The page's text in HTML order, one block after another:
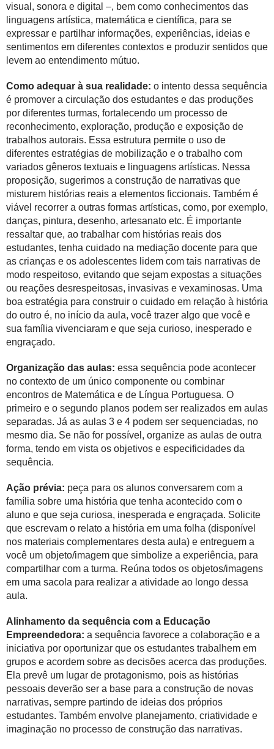
visual, sonora e digital –, bem como conhecimentos das
linguagens artística, matemática e científica, para se
expressar e partilhar informações, experiências, ideias e
sentimentos em diferentes contextos e produzir sentidos que
levem ao entendimento mútuo.
Como adequar à sua realidade: o intento dessa sequência
é promover a circulação dos estudantes e das produções
por diferentes turmas, fortalecendo um processo de
reconhecimento, exploração, produção e exposição de
trabalhos autorais. Essa estrutura permite o uso de
diferentes estratégias de mobilização e o trabalho com
variados gêneros textuais e linguagens artísticas. Nessa
proposição, sugerimos a construção de narrativas que
misturem histórias reais a elementos ficcionais. Também é
viável recorrer a outras formas artísticas, como, por exemplo,
danças, pintura, desenho, artesanato etc. É importante
ressaltar que, ao trabalhar com histórias reais dos
estudantes, tenha cuidado na mediação docente para que
as crianças e os adolescentes lidem com tais narrativas de
modo respeitoso, evitando que sejam expostas a situações
ou reações desrespeitosas, invasivas e vexaminosas. Uma
boa estratégia para construir o cuidado em relação à história
do outro é, no início da aula, você trazer algo que você e
sua família vivenciaram e que seja curioso, inesperado e
engraçado.
Organização das aulas: essa sequência pode acontecer
no contexto de um único componente ou combinar
encontros de Matemática e de Língua Portuguesa. O
primeiro e o segundo planos podem ser realizados em aulas
separadas. Já as aulas 3 e 4 podem ser sequenciadas, no
mesmo dia. Se não for possível, organize as aulas de outra
forma, tendo em vista os objetivos e especificidades da
sequência.
Ação prévia: peça para os alunos conversarem com a
família sobre uma história que tenha acontecido com o
aluno e que seja curiosa, inesperada e engraçada. Solicite
que escrevam o relato a história em uma folha (disponível
nos materiais complementares desta aula) e entreguem a
você um objeto/imagem que simbolize a experiência, para
compartilhar com a turma. Reúna todos os objetos/imagens
em uma sacola para realizar a atividade ao longo dessa
aula.
Alinhamento da sequência com a Educação
Empreendedora: a sequência favorece a colaboração e a
iniciativa por oportunizar que os estudantes trabalhem em
grupos e acordem sobre as decisões acerca das produções.
Ela prevê um lugar de protagonismo, pois as histórias
pessoais deverão ser a base para a construção de novas
narrativas, sempre partindo de ideias dos próprios
estudantes. Também envolve planejamento, criatividade e
imaginação no processo de construção das narrativas.